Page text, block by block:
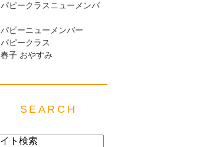
パピークラスニューメンバ
パピーニューメンバー
パピークラス
春子 おやすみ
SEARCH